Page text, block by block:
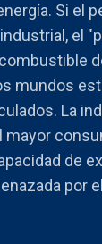
Si el
el
mundos
La
mayor
de
por